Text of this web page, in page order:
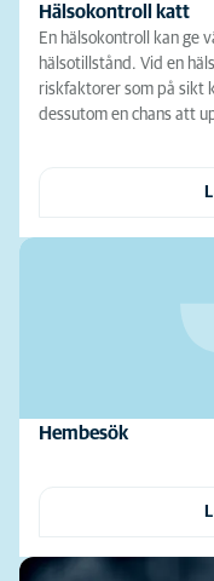
Hälsokontroll katt
En hälsokontroll kan ge
hälsotillstånd. Vid en
riskfaktorer som på sikt
dessutom en chans att
Hembesök